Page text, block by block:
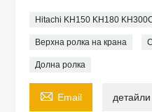
Hitachi KH150 KH180
Верхна ролка на крана
Долна ролка
 Email детайли